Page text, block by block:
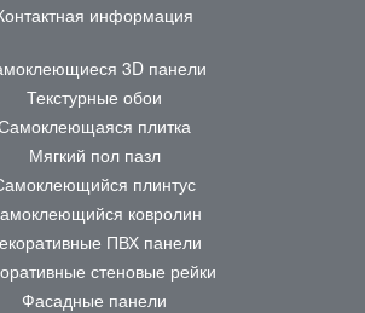
информация
3D панели
Текстурные обои
плитка
Мягкий пол пазл
плинтус
ковролин
ПВХ панели
стеновые рейки
Фасадные панели